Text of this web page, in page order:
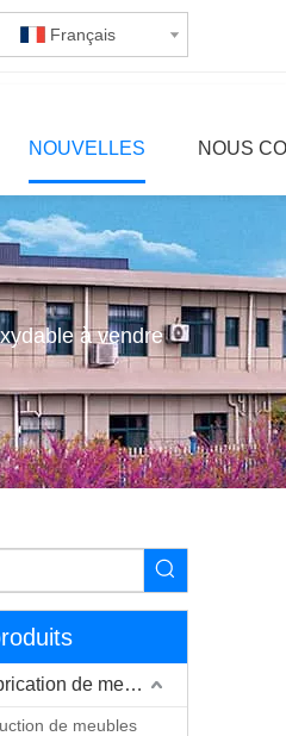
Français
NOUVELLES NOUS
à vendre
Machine de fabrication de meubles
de meubles